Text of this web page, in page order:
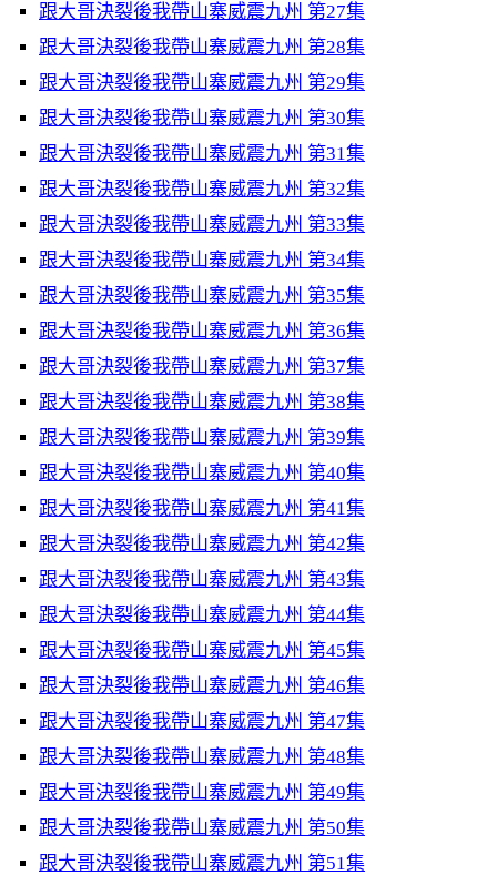
跟大哥決裂後我帶山寨威震九州 第27集
跟大哥決裂後我帶山寨威震九州 第28集
跟大哥決裂後我帶山寨威震九州 第29集
跟大哥決裂後我帶山寨威震九州 第30集
跟大哥決裂後我帶山寨威震九州 第31集
跟大哥決裂後我帶山寨威震九州 第32集
跟大哥決裂後我帶山寨威震九州 第33集
跟大哥決裂後我帶山寨威震九州 第34集
跟大哥決裂後我帶山寨威震九州 第35集
跟大哥決裂後我帶山寨威震九州 第36集
跟大哥決裂後我帶山寨威震九州 第37集
跟大哥決裂後我帶山寨威震九州 第38集
跟大哥決裂後我帶山寨威震九州 第39集
跟大哥決裂後我帶山寨威震九州 第40集
跟大哥決裂後我帶山寨威震九州 第41集
跟大哥決裂後我帶山寨威震九州 第42集
跟大哥決裂後我帶山寨威震九州 第43集
跟大哥決裂後我帶山寨威震九州 第44集
跟大哥決裂後我帶山寨威震九州 第45集
跟大哥決裂後我帶山寨威震九州 第46集
跟大哥決裂後我帶山寨威震九州 第47集
跟大哥決裂後我帶山寨威震九州 第48集
跟大哥決裂後我帶山寨威震九州 第49集
跟大哥決裂後我帶山寨威震九州 第50集
跟大哥決裂後我帶山寨威震九州 第51集